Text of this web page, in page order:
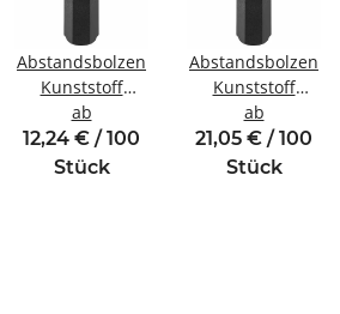
Abstandsbolzen
Kunststoff
Innen/Innengewinde
M4 SW8
ab
12,24 € / 100
Stück
Abstandsbolzen
Kunststoff
Innen/
M6 SW10
ab
21,05 € / 100
Stück